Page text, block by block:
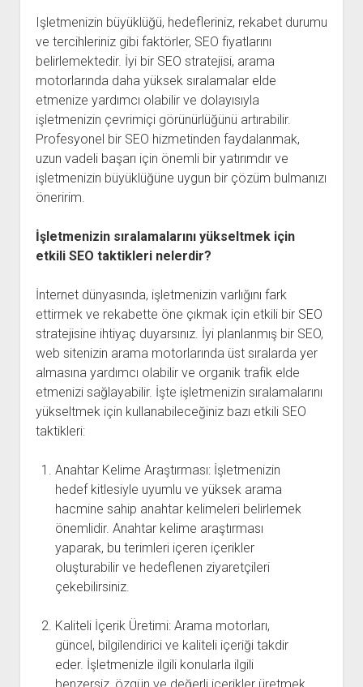
Işletmenizin büyüklüğü, hedefleriniz, rekabet durumu
ve tercihleriniz gibi faktörler, SEO fiyatlarını
belirlemektedir. İyi bir SEO stratejisi, arama
motorlarında daha yüksek sıralamalar elde
etmenize yardımcı olabilir ve dolayısıyla
işletmenizin çevrimiçi görünürlüğünü artırabilir.
Profesyonel bir SEO hizmetinden faydalanmak,
uzun vadeli başarı için önemli bir yatırımdır ve
işletmenizin büyüklüğüne uygun bir çözüm bulmanızı
öneririm.
İşletmenizin sıralamalarını yükseltmek için
etkili SEO taktikleri nelerdir?
İnternet dünyasında, işletmenizin varlığını fark
ettirmek ve rekabette öne çıkmak için etkili bir SEO
stratejisine ihtiyaç duyarsınız. İyi planlanmış bir SEO,
web sitenizin arama motorlarında üst sıralarda yer
almasına yardımcı olabilir ve organik trafik elde
etmenizi sağlayabilir. İşte işletmenizin sıralamalarını
yükseltmek için kullanabileceğiniz bazı etkili SEO
taktikleri:
Anahtar Kelime Araştırması: İşletmenizin
hedef kitlesiyle uyumlu ve yüksek arama
hacmine sahip anahtar kelimeleri belirlemek
önemlidir. Anahtar kelime araştırması
yaparak, bu terimleri içeren içerikler
oluşturabilir ve hedeflenen ziyaretçileri
çekebilirsiniz.
Kaliteli İçerik Üretimi: Arama motorları,
güncel, bilgilendirici ve kaliteli içeriği takdir
eder. İşletmenizle ilgili konularla ilgili